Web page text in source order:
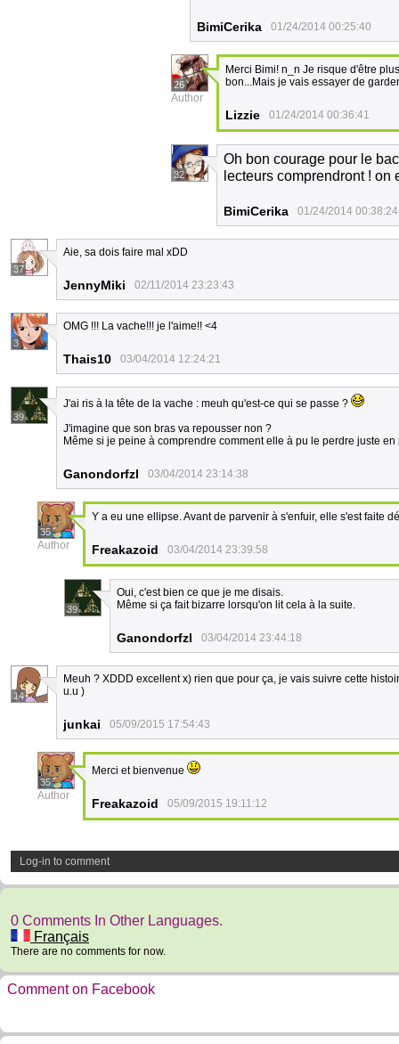
BimiCerika 01/24/2014 00:25:40
26
Author
Merci Bimi! n_n Je risque d'être
bon...Mais je vais essayer de
Lizzie 01/24/2014 00:36:41
32
Oh bon courage pour le
lecteurs comprendront !
BimiCerika 01/24/2014 00:38:24
37
Aie, sa dois faire mal xDD
JennyMiki 02/11/2014 23:23:43
3
OMG !!! La vache!!! je l'aime!! <4
Thais10 03/04/2014 12:24:21
39
J'ai ris à la tête de la vache : meuh qu'est-ce qui se passe ?
J'imagine que son bras va repousser non ?
Même si je peine à comprendre comment elle à pu le perdre juste
Ganondorfzl 03/04/2014 23:14:38
35
Author
Y a eu une ellipse. Avant de parvenir à s'enfuir, elle s'est faite
Freakazoid 03/04/2014 23:39:58
39
Oui, c'est bien ce que je me disais.
Même si ça fait bizarre lorsqu'on lit cela à la suite.
Ganondorfzl 03/04/2014 23:44:18
14
Meuh ? XDDD excellent x) rien que pour ça, je vais suivre cette
u.u )
junkai 05/09/2015 17:54:43
35
Author
Merci et bienvenue
Freakazoid 05/09/2015 19:11:12
Log-in to comment
0 Comments In Other Languages.
Français
There are no comments for now.
Comment on Facebook